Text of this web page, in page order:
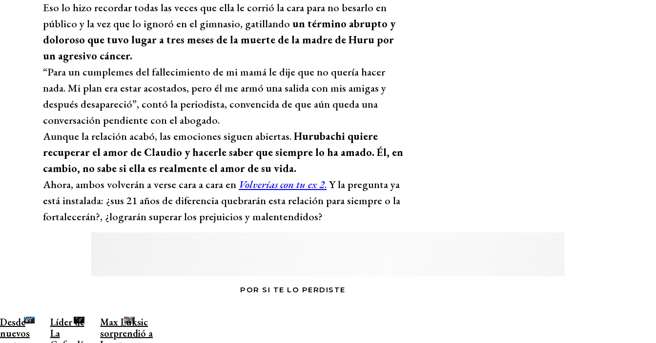
Eso lo hizo recordar todas las veces que ella le corrió la cara para no besarlo en
público y la vez que lo ignoró en el gimnasio, gatillando un término abrupto y
doloroso que tuvo lugar a tres meses de la muerte de la madre de Huru por
un agresivo cáncer.
“Para un cumplemes del fallecimiento de mi mamá le dije que no quería hacer
nada. Mi plan era estar acostados, pero él me armó una salida con mis amigas y
después desapareció”, contó la periodista, convencida de que aún queda una
conversación pendiente con el abogado.
Aunque la relación acabó, las emociones siguen abiertas.Hurubachi quiere
recuperar el amor de Claudio y hacerle saber que siempre lo ha amado. Él, en
cambio, no sabe si ella es realmente el amor de su vida.
Ahora, ambos volverán a verse cara a cara en Volverías con tu ex 2.Y la pregunta ya
está instalada: ¿sus 21 años de diferencia quebrarán esta relación para siempre o la
fortalecerán?, ¿lograrán superar los prejuicios y malentendidos?
POR SI TE LO PERDISTE
Desde
nuevos
Líder de
La
Max Luksic
sorprendió a